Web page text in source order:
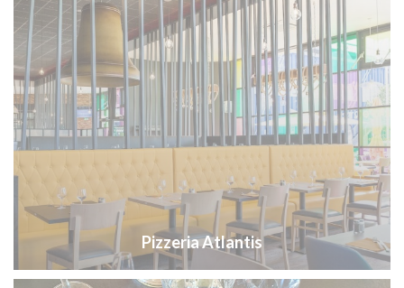
Pizzeria Atlantis